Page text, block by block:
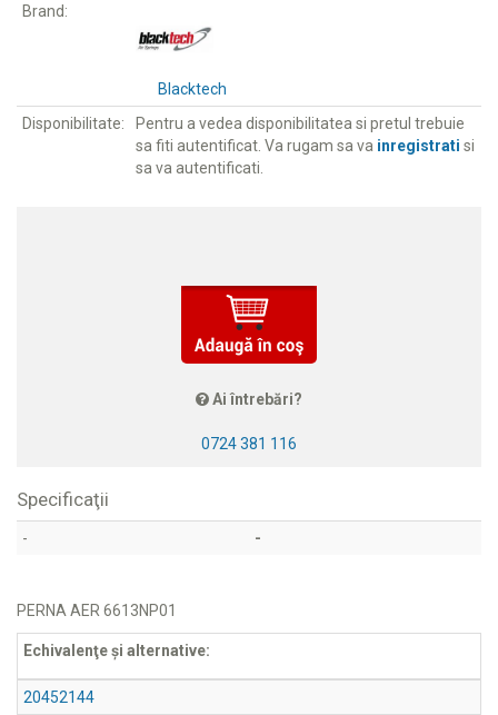
Brand:
Blacktech
Disponibilitate:
Pentru a vedea disponibilitatea si pretul trebuie
sa fiti autentificat. Va rugam sa va inregistrati si
sa va autentificati.
Ai întrebări?
0724 381 116
Specificaţii
- -
PERNA AER 6613NP01
Echivalenţe şi alternative:
20452144